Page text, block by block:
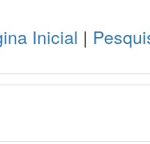
Inicial |